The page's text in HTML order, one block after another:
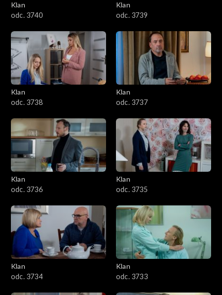
Klan
odc. 3740
Klan
odc. 3739
Klan
odc. 3738
Klan
odc. 3737
Klan
odc. 3736
Klan
odc. 3735
Klan
odc. 3734
Klan
odc. 3733